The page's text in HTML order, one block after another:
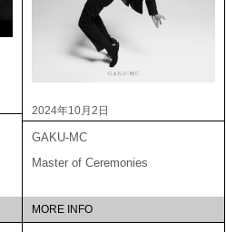
2024年10月2日
GAKU-MC
Master of Ceremonies
MORE INFO